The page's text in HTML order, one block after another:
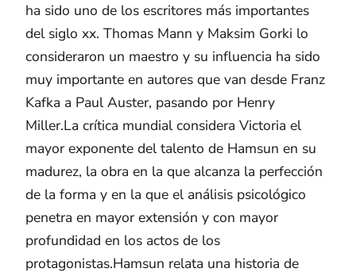
ha sido uno de los escritores más importantes
del siglo xx. Thomas Mann y Maksim Gorki lo
consideraron un maestro y su influencia ha sido
muy importante en autores que van desde Franz
Kafka a Paul Auster, pasando por Henry
Miller.La crítica mundial considera Victoria el
mayor exponente del talento de Hamsun en su
madurez, la obra en la que alcanza la perfección
de la forma y en la que el análisis psicológico
penetra en mayor extensión y con mayor
profundidad en los actos de los
protagonistas.Hamsun relata una historia de